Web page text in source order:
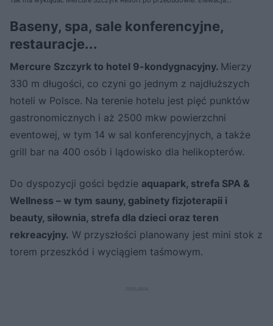
Baseny, spa, sale konferencyjne,
restauracje...
Mercure Szczyrk to hotel 9-kondygnacyjny. Mierzy
330 m długości, co czyni go jednym z najdłuższych
hoteli w Polsce. Na terenie hotelu jest pięć punktów
gastronomicznych i aż 2500 mkw powierzchni
eventowej, w tym 14 w sal konferencyjnych, a także
grill bar na 400 osób i lądowisko dla helikopterów.
Do dyspozycji gości będzie aquapark, strefa SPA &
Wellness – w tym sauny, gabinety fizjoterapii i
beauty, siłownia, strefa dla dzieci oraz teren
rekreacyjny. W przyszłości planowany jest mini stok z
torem przeszkód i wyciągiem taśmowym.